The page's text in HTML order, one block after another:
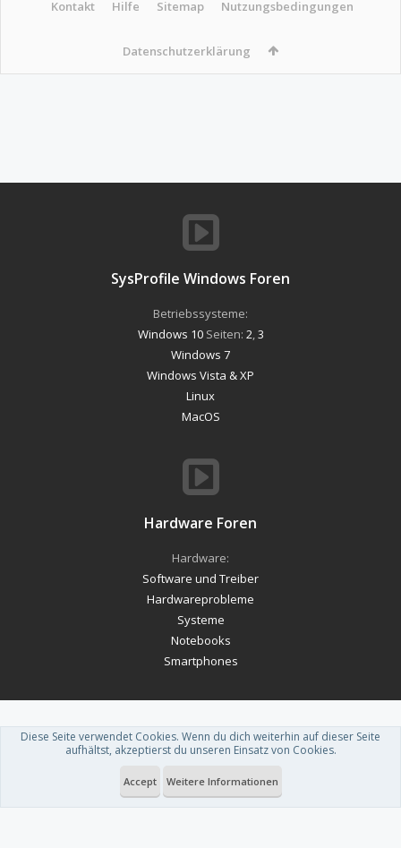
Kontakt Hilfe Sitemap Nutzungsbedingungen
Datenschutzerklärung
SysProfile Windows Foren
Betriebssysteme:
Windows 10Seiten: 2,3
Windows 7
Windows Vista & XP
Linux
MacOS
Hardware Foren
Hardware:
Software und Treiber
Hardwareprobleme
Systeme
Notebooks
Smartphones
Forum software by XenForo™-Deutsch von xenDach
Theme designed by ThemeHouse.
Diese Seite verwendet Cookies. Wenn du dich weiterhin auf dieser Seite
aufhältst, akzeptierst du unseren Einsatz von Cookies.
Accept Weitere Informationen